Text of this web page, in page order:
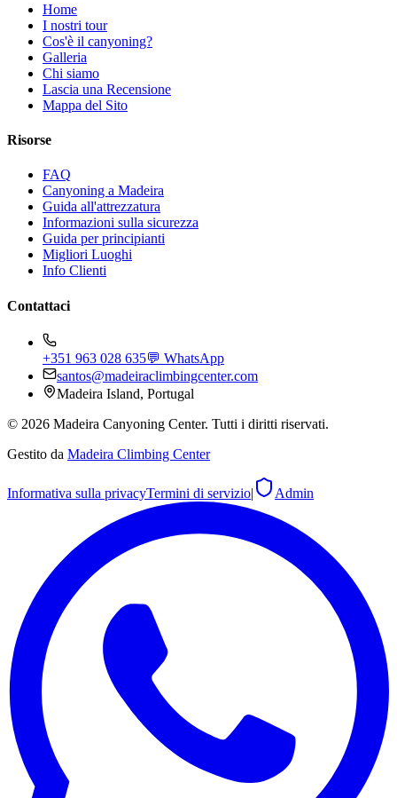
Home
I nostri tour
Cos'è il canyoning?
Galleria
Chi siamo
Lascia una Recensione
Mappa del Sito
Risorse
FAQ
Canyoning a Madeira
Guida all'attrezzatura
Informazioni sulla sicurezza
Guida per principianti
Migliori Luoghi
Info Clienti
Contattaci
+351 963 028 635💬 WhatsApp
santos@madeiraclimbingcenter.com
Madeira Island, Portugal
© 2026 Madeira Canyoning Center. Tutti i diritti riservati.
Gestito da Madeira Climbing Center
Informativa sulla privacyTermini di servizio| Admin